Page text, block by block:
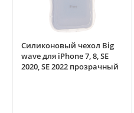
Силиконовый чехол Big
wave для iPhone 7, 8, SE
2020, SE 2022 прозрачный